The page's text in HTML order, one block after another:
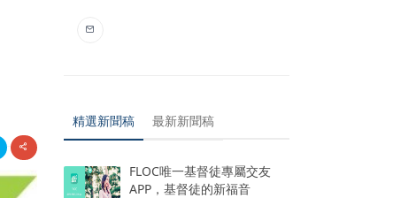
精選新聞稿 最新新聞稿
FLOC唯一基督徒專屬交友
APP，基督徒的新福音